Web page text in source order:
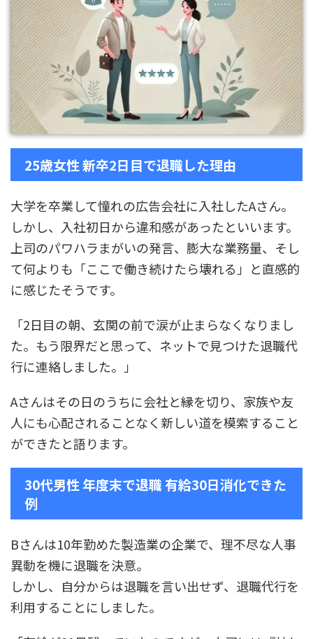
25歳女性 新卒2日目で退職した理由
大学を卒業して憧れの広告会社に入社したAさん。
しかし、入社初日から違和感があったといいます。
上司のパワハラまがいの発言、膨大な業務量、そし
て何よりも「ここで働き続けたら壊れる」と直感的
に感じたそうです。
「2日目の朝、玄関の前で涙が止まらなくなりまし
た。もう限界だと思って、ネットで見つけた退職代
行に連絡しました。」
Aさんはその日のうちに会社と縁を切り、家族や友
人にも心配されることなく新しい道を模索すること
ができたと語ります。
30代男性 年度末で退職 有給30日消化できた
例
Bさんは10年勤めた製造業の企業で、理不尽な人事
異動を機に退職を決意。
しかし、自分からは退職を言い出せず、退職代行を
利用することにしました。